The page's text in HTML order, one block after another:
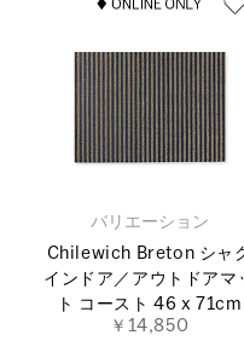
バリエーション
Chilewich Breton シャ
インドア／アウトドアマ
ト コースト 46 x 71cm
￥14,850